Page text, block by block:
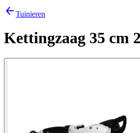
Tuinieren
Kettingzaag 35 cm